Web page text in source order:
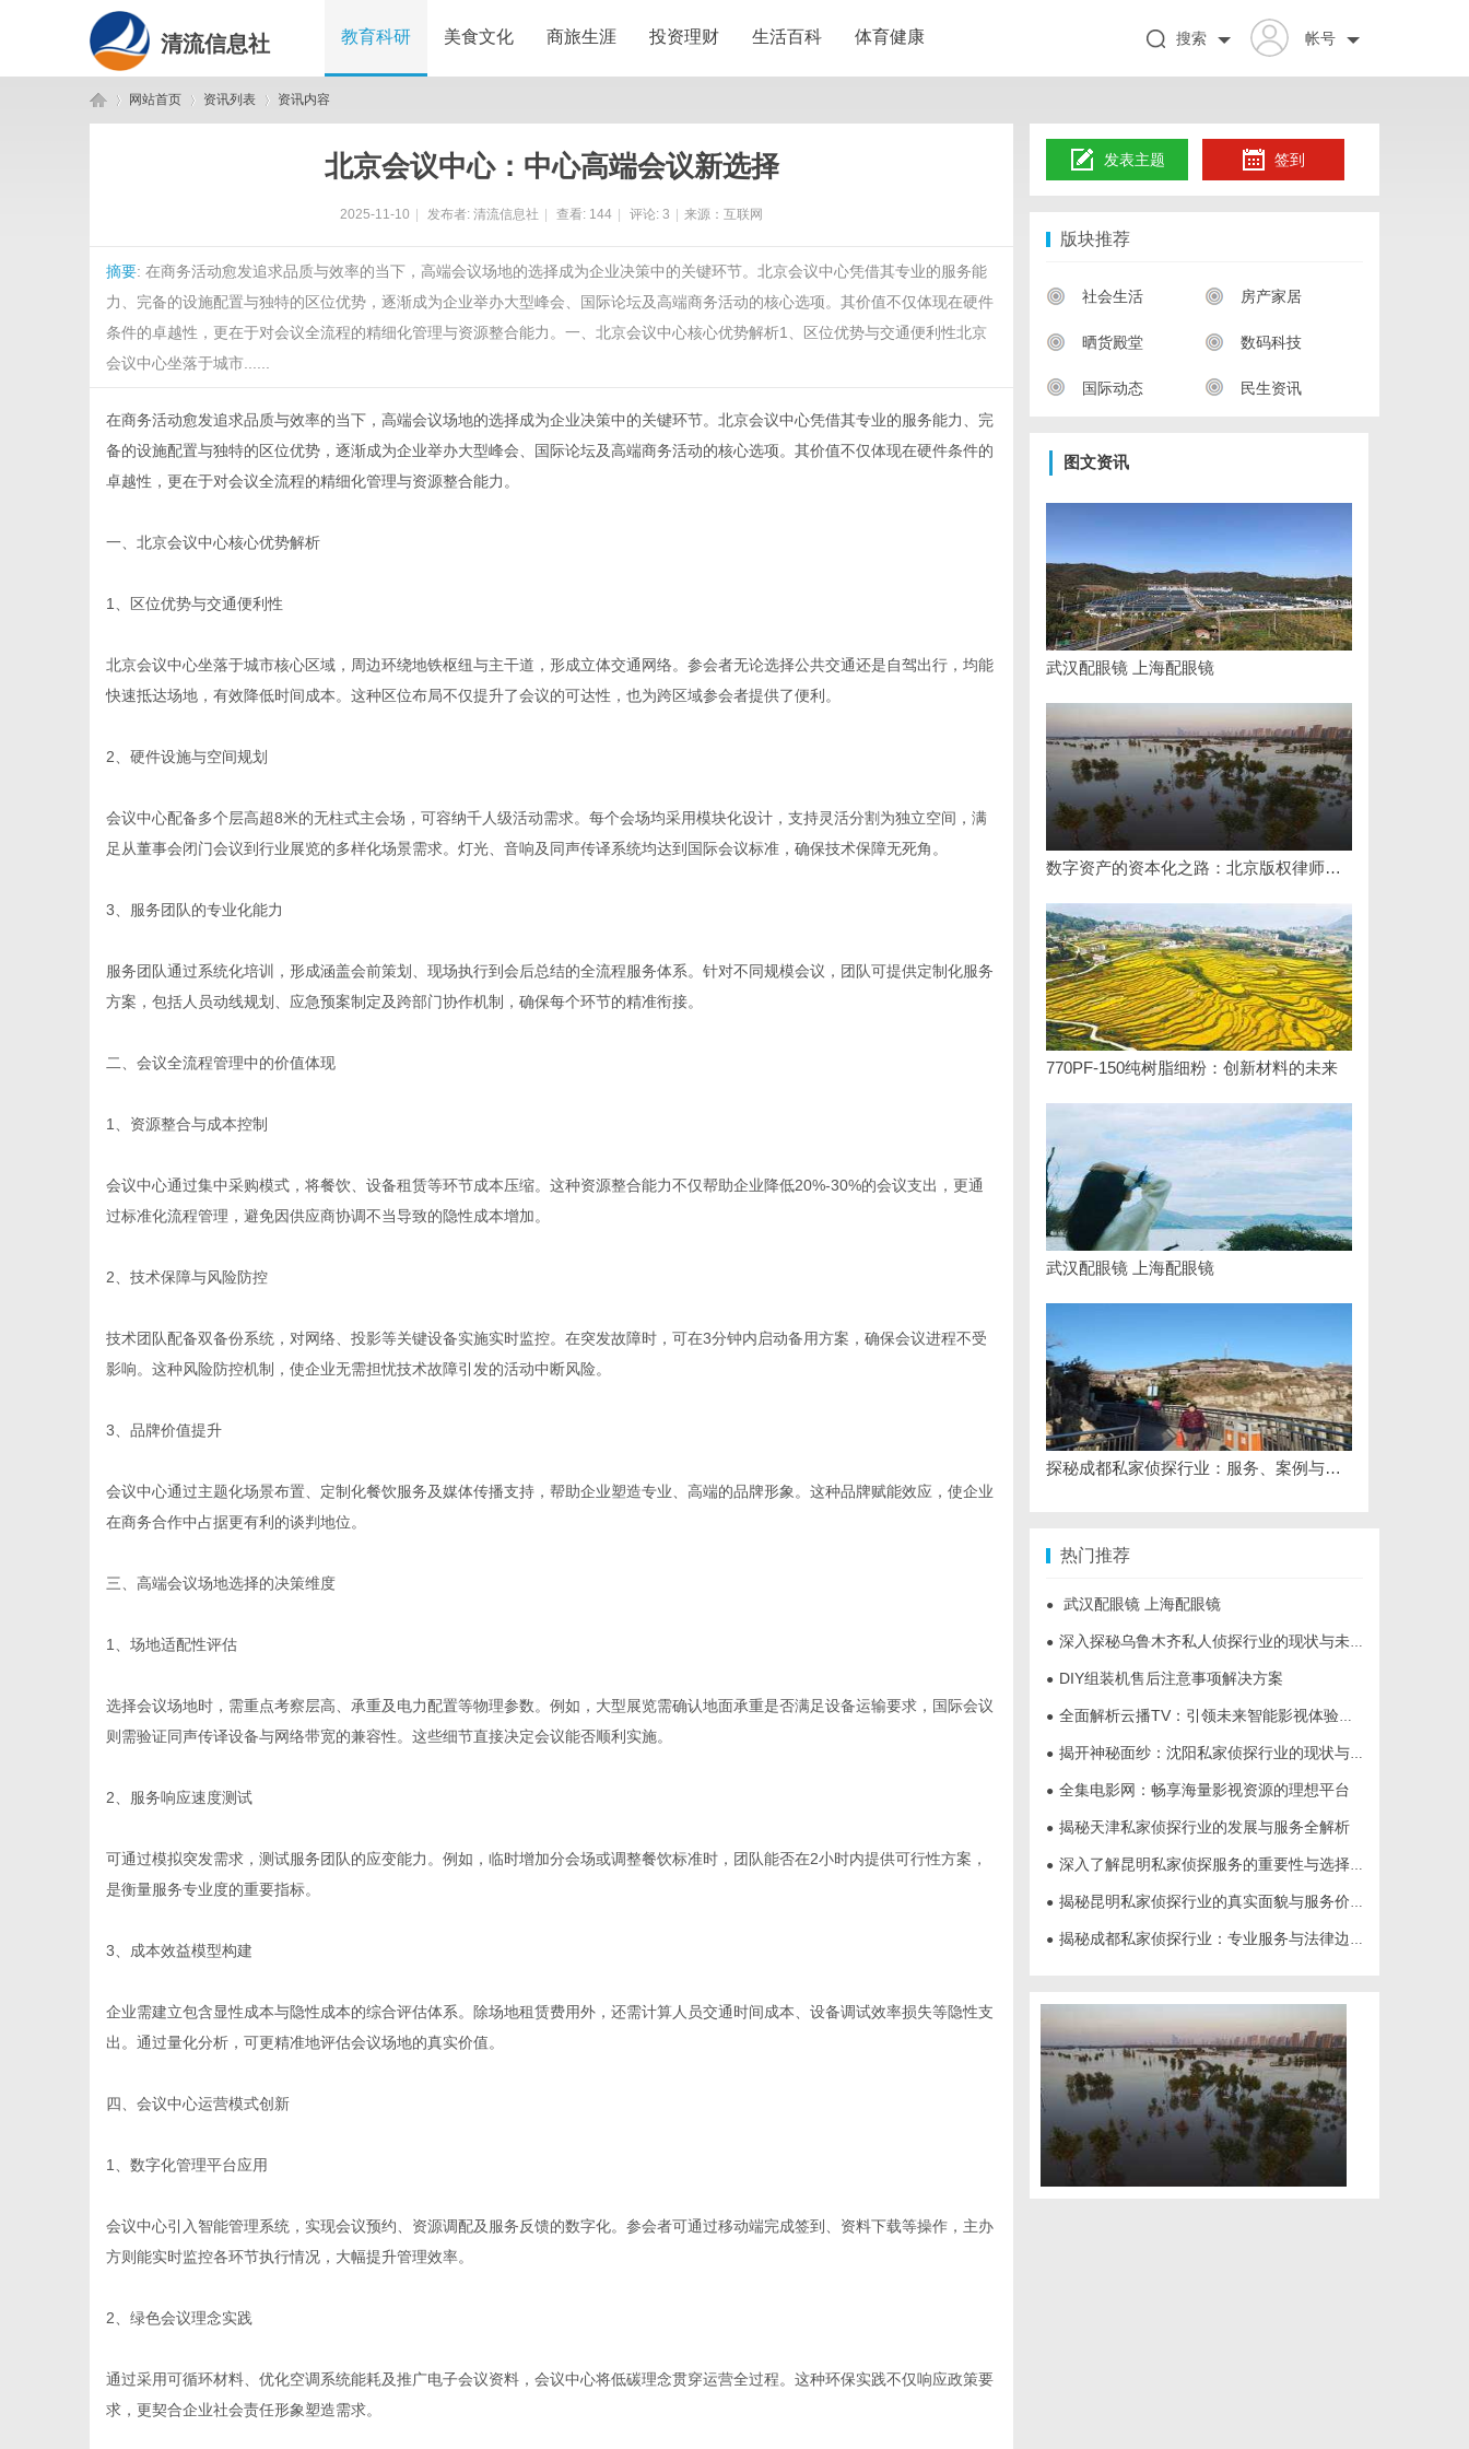
清流信息社 教育科研 美食文化 商旅生涯 投资理财 生活百科 体育健康 帐号
搜索
网站首页 资讯列表 资讯内容
北京会议中心：中心高端会议新选择
2025-11-10 发布者: 清流信息社 查看: 144 评论: 3 来源：互联网
摘要: 在商务活动愈发追求品质与效率的当下，高端会议场地的选择成为企业决策中的关键环节。北京会议中心凭借其专业的服务能
力、完备的设施配置与独特的区位优势，逐渐成为企业举办大型峰会、国际论坛及高端商务活动的核心选项。其价值不仅体现在硬件
条件的卓越性，更在于对会议全流程的精细化管理与资源整合能力。一、北京会议中心核心优势解析1、区位优势与交通便利性北京
会议中心坐落于城市......
在商务活动愈发追求品质与效率的当下，高端会议场地的选择成为企业决策中的关键环节。 北京会议中心凭借其专业的服务能力、完
备的设施配置与独特的区位优势，逐渐成为企业举办大型峰会、国际论坛及高端商务活动的核心选项。其价值不仅体现在硬件条件的
卓越性，更在于对会议全流程的精细化管理与资源整合能力。
一、北京会议中心核心优势解析
1、区位优势与交通便利性
北京会议中心坐落于城市核心区域，周边环绕地铁枢纽与主干道，形成立体交通网络。参会者无论选择公共交通还是自驾出行，均能
快速抵达场地，有效降低时间成本。这种区位布局不仅提升了会议的可达性，也为跨区域参会者提供了便利。
2、硬件设施与空间规划
会议中心配备多个层高超8米的无柱式主会场，可容纳千人级活动需求。每个会场均采用模块化设计，支持灵活分割为独立空间，满
足从董事会闭门会议到行业展览的多样化场景需求。灯光、音响及同声传译系统均达到国际会议标准，确保技术保障无死角。
3、服务团队的专业化能力
服务团队通过系统化培训，形成涵盖会前策划、现场执行到会后总结的全流程服务体系。针对不同规模会议，团队可提供定制化服务
方案，包括人员动线规划、应急预案制定及跨部门协作机制，确保每个环节的精准衔接。
二、会议全流程管理中的价值体现
1、资源整合与成本控制
会议中心通过集中采购模式，将餐饮、设备租赁等环节成本压缩。这种资源整合能力不仅帮助企业降低20%-30%的会议支出，更通
过标准化流程管理，避免因供应商协调不当导致的隐性成本增加。
2、技术保障与风险防控
技术团队配备双备份系统，对网络、投影等关键设备实施实时监控。在突发故障时，可在3分钟内启动备用方案，确保会议进程不受
影响。这种风险防控机制，使企业无需担忧技术故障引发的活动中断风险。
3、品牌价值提升
会议中心通过主题化场景布置、定制化餐饮服务及媒体传播支持，帮助企业塑造专业、高端的品牌形象。这种品牌赋能效应，使企业
在商务合作中占据更有利的谈判地位。
三、高端会议场地选择的决策维度
1、场地适配性评估
选择会议场地时，需重点考察层高、承重及电力配置等物理参数。例如，大型展览需确认地面承重是否满足设备运输要求，国际会议
则需验证同声传译设备与网络带宽的兼容性。这些细节直接决定会议能否顺利实施。
2、服务响应速度测试
可通过模拟突发需求，测试服务团队的应变能力。例如，临时增加分会场或调整餐饮标准时，团队能否在2小时内提供可行性方案，
是衡量服务专业度的重要指标。
3、成本效益模型构建
企业需建立包含显性成本与隐性成本的综合评估体系。除场地租赁费用外，还需计算人员交通时间成本、设备调试效率损失等隐性支
出。通过量化分析，可更精准地评估会议场地的真实价值。
四、会议中心运营模式创新
1、数字化管理平台应用
会议中心引入智能管理系统，实现会议预约、资源调配及服务反馈的数字化。参会者可通过移动端完成签到、资料下载等操作，主办
方则能实时监控各环节执行情况，大幅提升管理效率。
2、绿色会议理念实践
通过采用可循环材料、优化空调系统能耗及推广电子会议资料，会议中心将低碳理念贯穿运营全过程。这种环保实践不仅响应政策要
求，更契合企业社会责任形象塑造需求。
发表主题 签到
版块推荐
社会生活 房产家居
晒货殿堂 数码科技
国际动态 民生资讯
图文资讯
武汉配眼镜 上海配眼镜
数字资产的资本化之路：北京版权律师如何让“IP”变“现金流”
770PF-150纯树脂细粉：创新材料的未来
武汉配眼镜 上海配眼镜
探秘成都私家侦探行业：服务、案例与市场现状全面解析
热门推荐
● 武汉配眼镜 上海配眼镜
● 深入探秘乌鲁木齐私人侦探行业的现状与未来发展趋势
● DIY组装机售后注意事项解决方案
● 全面解析云播TV：引领未来智能影视体验的创新平台
● 揭开神秘面纱：沈阳私家侦探行业的现状与发展
● 全集电影网：畅享海量影视资源的理想平台
● 揭秘天津私家侦探行业的发展与服务全解析
● 深入了解昆明私家侦探服务的重要性与选择指南
● 揭秘昆明私家侦探行业的真实面貌与服务价值
● 揭秘成都私家侦探行业：专业服务与法律边界解析